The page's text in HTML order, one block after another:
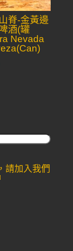
脊-金黃邊
酒(罐
Nevada
搜
請加入我們